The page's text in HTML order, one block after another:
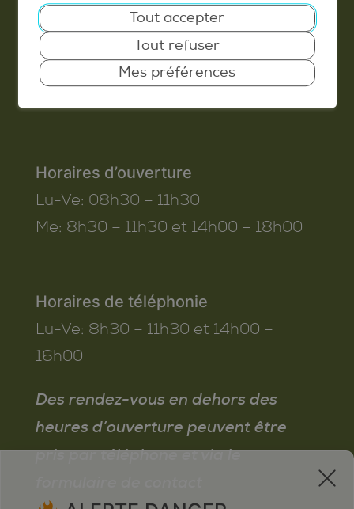
Route de Savoie 54
1975
St-Séverin
T. 027 345 45 45
Horaires d’ouverture
Lu-Ve: 08h30 – 11h30
Me: 8h30 – 11h30 et 14h00 – 18h00
Horaires de téléphonie
Lu-Ve: 8h30 – 11h30 et 14h00 –
16h00
Des rendez-vous en dehors des
heures d’ouverture peuvent être
pris par téléphone et via le
x
Tout accepter
Tout refuser
Mes préférences